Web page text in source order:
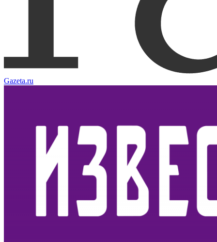
Gazeta.ru